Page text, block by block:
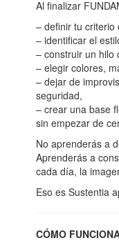
Al finalizar
– definir tu criterio
– identificar el
– construir un hilo
– elegir colores,
– dejar de
seguridad,
– crear una base
sin empezar de
No aprenderás a
Aprenderás a
cada día, la
Eso es Sustentia
CÓMO